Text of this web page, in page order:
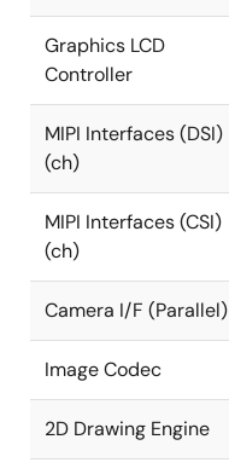
Graphics LCD
Controller
MIPI Interfaces (DSI)
(ch)
MIPI Interfaces (CSI)
(ch)
Camera I/F (Parallel)
Image Codec
2D Drawing Engine